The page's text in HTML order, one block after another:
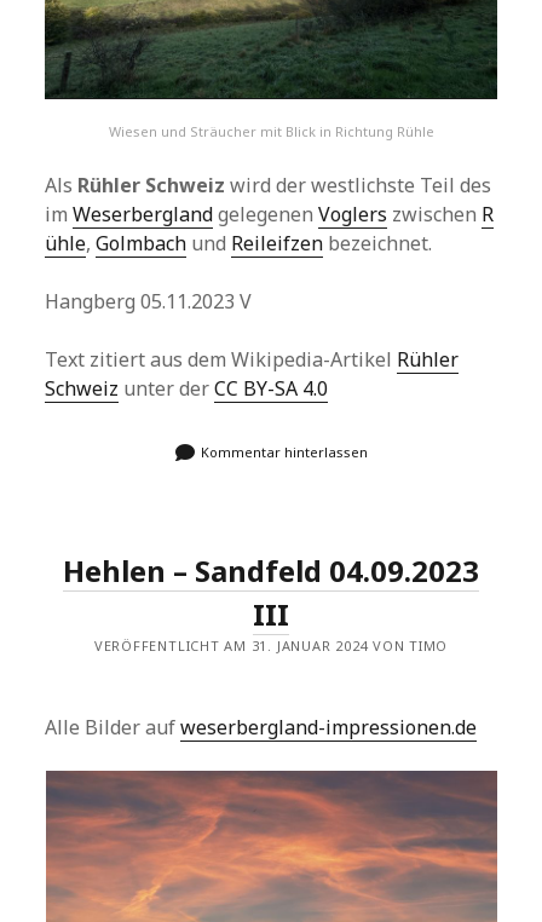
Wiesen und Sträucher mit Blick in Richtung Rühle
Als Rühler Schweiz wird der westlichste Teil des
imWeserberglandgelegenenVoglers zwischen R
ühle,Golmbach und Reileifzen bezeichnet.
Hangberg 05.11.2023 V
Text zitiert aus dem Wikipedia-Artikel Rühler
Schweiz unter derCC BY-SA 4.0
Kommentar hinterlassen
Hehlen – Sandfeld 04.09.2023
III
VERÖFFENTLICHT AM 31. JANUAR 2024 VON TIMO
Alle Bilder aufweserbergland-impressionen.de